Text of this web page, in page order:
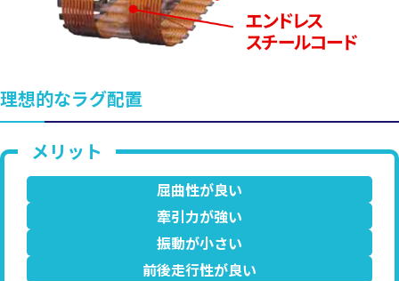
理想的なラグ配置
屈曲性が良い
牽引力が強い
振動が小さい
前後走行性が良い